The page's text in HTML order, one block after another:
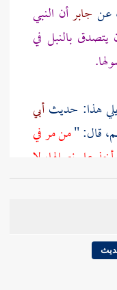
عن جابرأن النبي
بالنبل في
هذا: حديثأبي
قال: "من مر في
على نصالها، لا